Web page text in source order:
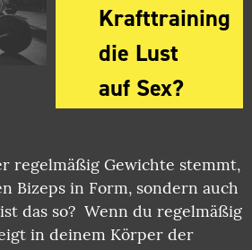
Krafttraining
die Lust
auf Sex?
regelmäßig Gewichte stemmt,
Bizeps in Form, sondern auch
das so? Wenn du regelmäßig
in deinem Körper der